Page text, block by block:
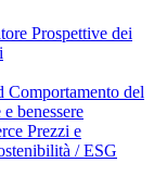
Prospettive dei
Comportamento del
e benessere
Prezzi e
/ ESG